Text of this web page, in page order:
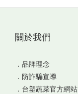
關於我們
． 品牌理念
． 防詐騙宣導
． 台塑蔬菜官方網站